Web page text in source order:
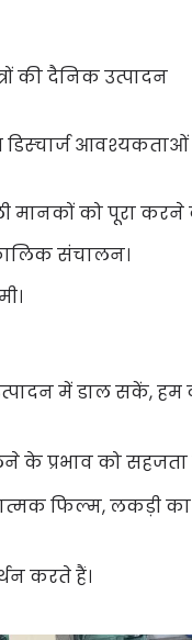
की दैनिक उत्पादन
डिस्चार्ज
मानकों को पूरा करने
संचालन।
में डाल सकें, हम
के प्रभाव को
फिल्म, लकड़ी
करते हैं।